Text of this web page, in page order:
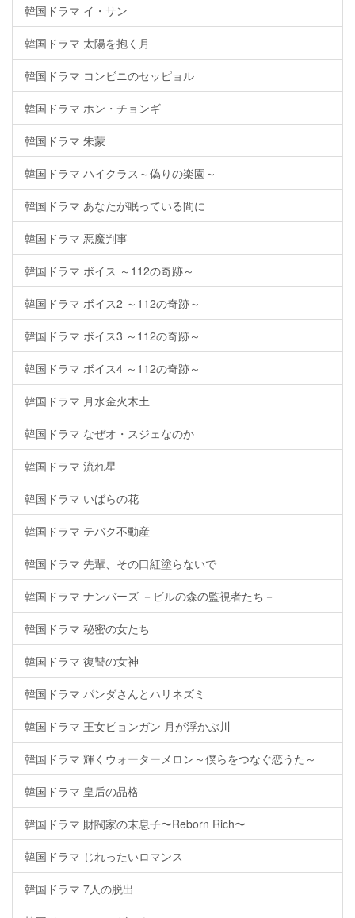
韓国ドラマ イ・サン
韓国ドラマ 太陽を抱く月
韓国ドラマ コンビニのセッピョル
韓国ドラマ ホン・チョンギ
韓国ドラマ 朱蒙
韓国ドラマ ハイクラス～偽りの楽園～
韓国ドラマ あなたが眠っている間に
韓国ドラマ 悪魔判事
韓国ドラマ ボイス ～112の奇跡～
韓国ドラマ ボイス2 ～112の奇跡～
韓国ドラマ ボイス3 ～112の奇跡～
韓国ドラマ ボイス4 ～112の奇跡～
韓国ドラマ 月水金火木土
韓国ドラマ なぜオ・スジェなのか
韓国ドラマ 流れ星
韓国ドラマ いばらの花
韓国ドラマ テバク不動産
韓国ドラマ 先輩、その口紅塗らないで
韓国ドラマ ナンバーズ －ビルの森の監視者たち－
韓国ドラマ 秘密の女たち
韓国ドラマ 復讐の女神
韓国ドラマ パンダさんとハリネズミ
韓国ドラマ 王女ピョンガン 月が浮かぶ川
韓国ドラマ 輝くウォーターメロン～僕らをつなぐ恋うた～
韓国ドラマ 皇后の品格
韓国ドラマ 財閥家の末息子〜Reborn Rich〜
韓国ドラマ じれったいロマンス
韓国ドラマ 7人の脱出